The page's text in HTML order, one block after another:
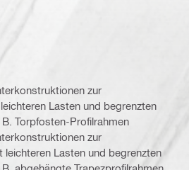
zur
Lasten und begrenzten
Torpfosten-Profilrahmen
zur
leichteren Lasten und begrenzten